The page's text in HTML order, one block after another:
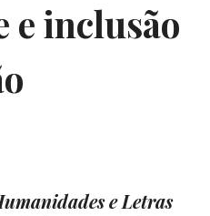
e inclusão
e Letras